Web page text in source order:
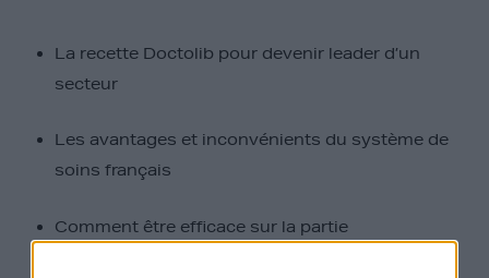
La recette Doctolib pour devenir leader d’un
secteur
Les avantages et inconvénients du système de
soins français
Comment être efficace sur la partie